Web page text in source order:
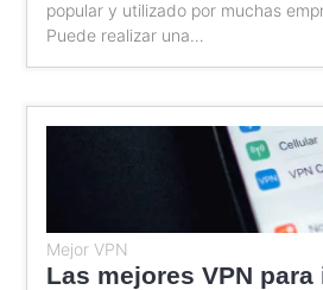
popular y utilizado por muchas
Puede realizar una…
Mejor VPN
Las mejores VPN para